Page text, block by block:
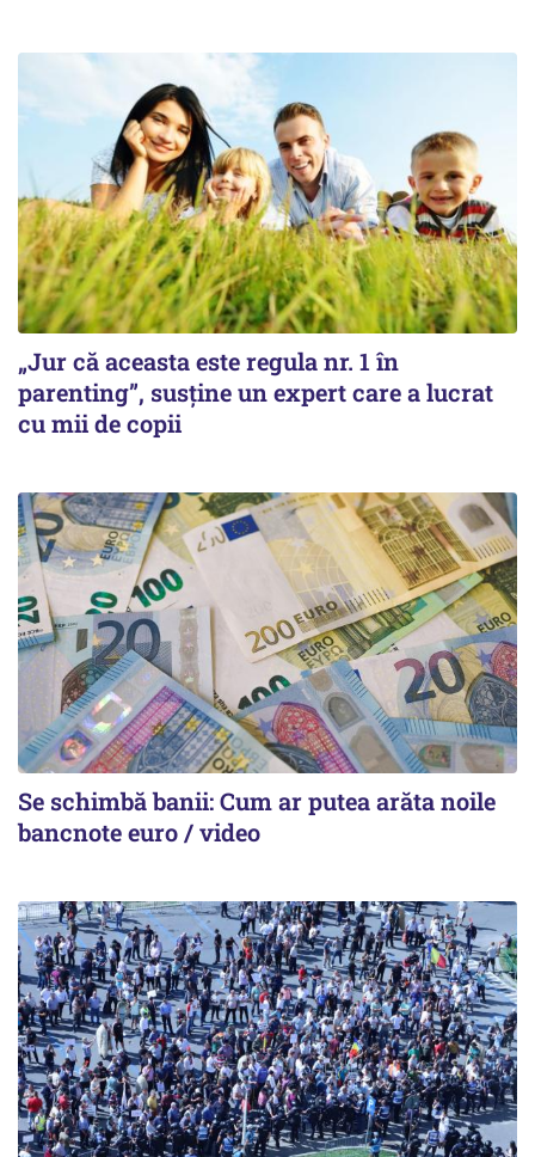
„Jur că aceasta este regula nr. 1 în
parenting”, susține un expert care a lucrat
cu mii de copii
Se schimbă banii: Cum ar putea arăta noile
bancnote euro / video